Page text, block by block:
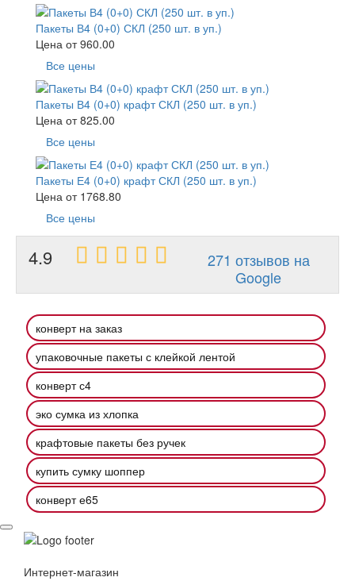
Пакеты В4 (0+0) СКЛ (250 шт. в уп.)
Цена от960.00
Все цены
Пакеты В4 (0+0) крафт СКЛ (250 шт. в уп.)
Цена от825.00
Все цены
Пакеты Е4 (0+0) крафт СКЛ (250 шт. в уп.)
Цена от 1768.80
Все цены
4.9
271 отзывов на
Google
конверт на заказ
упаковочные пакеты с клейкой лентой
конверт с4
эко сумка из хлопка
крафтовые пакеты без ручек
купить сумку шоппер
конверт е65
Интернет-магазин